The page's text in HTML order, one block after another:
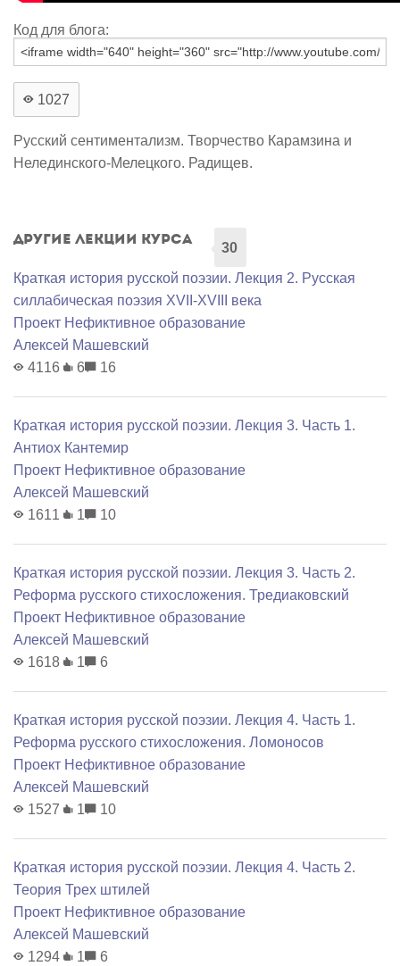
Код для блога:
1027
Русский сентиментализм. Творчество Карамзина и
Нелединского-Мелецкого. Радищев.
Другие лекции курса
30
Краткая история русской поэзии. Лекция 2. Русская
силлабическая поэзия XVII-XVIII века
Проект Нефиктивное образование
Алексей Машевский
4116
6 16
Краткая история русской поэзии. Лекция 3. Часть 1.
Антиох Кантемир
Проект Нефиктивное образование
Алексей Машевский
1611
1 10
Краткая история русской поэзии. Лекция 3. Часть 2.
Реформа русского стихосложения. Тредиаковский
Проект Нефиктивное образование
Алексей Машевский
1618
1 6
Краткая история русской поэзии. Лекция 4. Часть 1.
Реформа русского стихосложения. Ломоносов
Проект Нефиктивное образование
Алексей Машевский
1527
1 10
Краткая история русской поэзии. Лекция 4. Часть 2.
Теория Трех штилей
Проект Нефиктивное образование
Алексей Машевский
1294
1 6